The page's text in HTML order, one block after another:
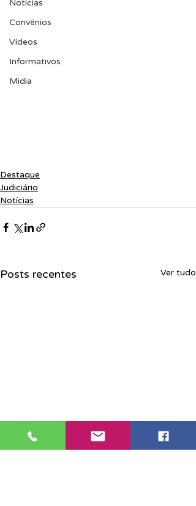
Notícias
Convênios
Vídeos
Informativos
Midia
Destaque
Judiciário
Notícias
Posts recentes Ver tudo